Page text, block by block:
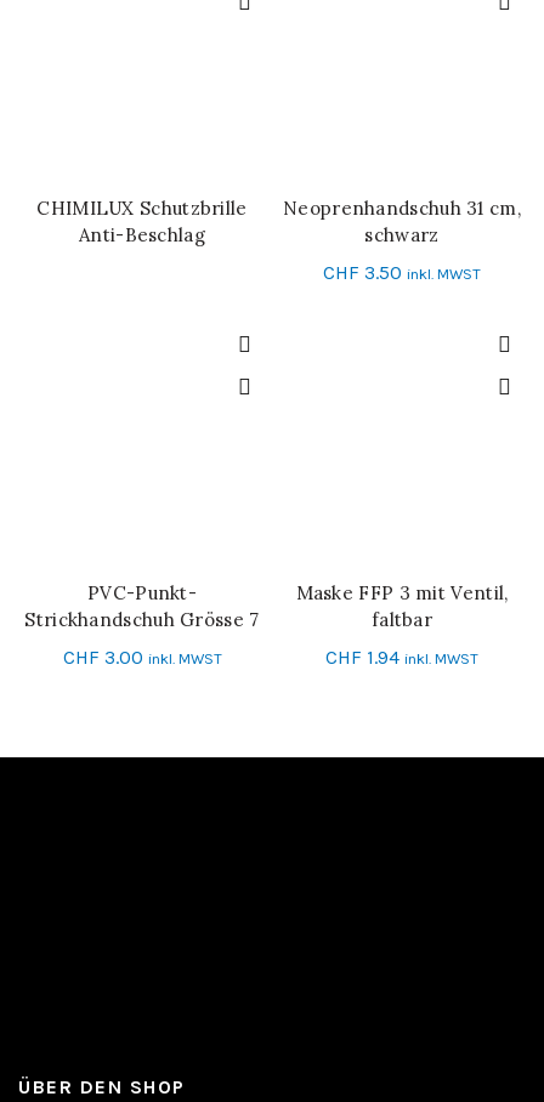
WEITERLESEN
CHIMILUX Schutzbrille
Anti-Beschlag
SCHNELL-EINKAUF
Neoprenhandschuh 31 cm,
schwarz
CHF 3.50 inkl. MWST
IN DEN WARENKORB
PVC-Punkt-
Strickhandschuh Grösse 7
CHF 3.00 inkl. MWST
IN DEN WARENKORB
Maske FFP 3 mit Ventil,
faltbar
CHF 1.94 inkl. MWST
ÜBER DEN SHOP